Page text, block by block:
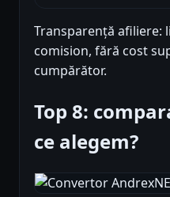
Transparență afiliere:
comision, fără cost
cumpărător.
Top 8:
ce alegem?